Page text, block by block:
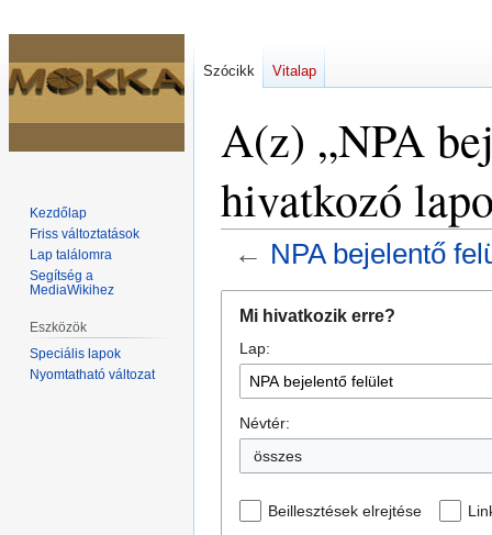
A(z) „NPA
hivatkozó
← NPA bejelentő
navigációhoz
kereséshez
Mi hivatkozik erre?
Lap:
Névtér:
összes
Beillesztések elrejtése
Szócikk Vitalap
Kezdőlap
Friss változtatások
Lap találomra
Segítség a
MediaWikihez
Eszközök
Speciális lapok
Nyomtatható változat